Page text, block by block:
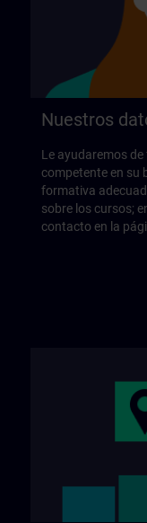
Nuestros
Le ayudaremos
competente en su
formativa
sobre los cursos;
contacto en la